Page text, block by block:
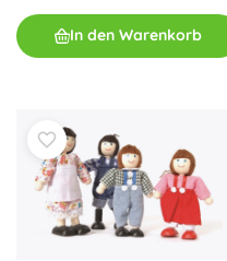
In den Warenkorb